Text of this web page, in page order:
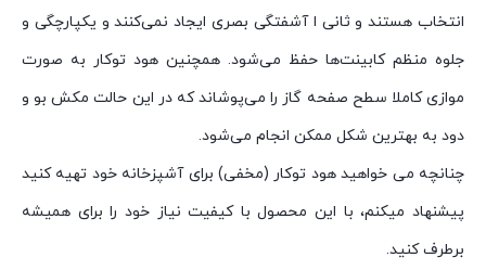
انتخاب هستند و ثانی ا آشفتگی بصری ایجاد نمی‌کنند و یکپارچگی و
جلوه منظم کابینت‌ها حفظ می‌شود. همچنین هود توکار به صورت
موازی کاملا سطح صفحه گاز را می‌پوشاند که در این حالت مکش بو و
دود به بهترین شکل ممکن انجام می‌شود.
چنانچه می خواهید هود توکار (مخفی) برای آشپزخانه خود تهیه کنید
پیشنهاد میکنم، با این محصول با کیفیت نیاز خود را برای همیشه
برطرف کنید.